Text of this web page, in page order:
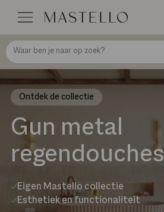
inhoud
Ontdek de collectie
Gun metal
regendouches
Eigen Mastello collectie
Esthetiek en functionaliteit